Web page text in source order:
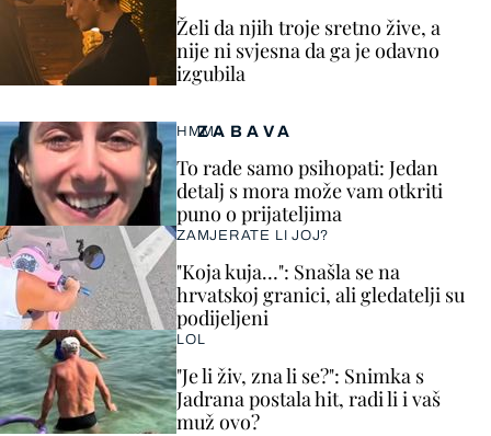
ZABAVA
HMM…
To rade samo psihopati: Jedan
detalj s mora može vam otkriti
puno o prijateljima
ZAMJERATE LI JOJ?
"Koja kuja…": Snašla se na
hrvatskoj granici, ali gledatelji su
podijeljeni
LOL
"Je li živ, zna li se?": Snimka s
Jadrana postala hit, radi li i vaš
muž ovo?
Želi da njih troje sretno žive, a
nije ni svjesna da ga je odavno
izgubila